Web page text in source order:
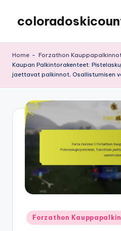
content
Home - Forzathon
Kaupan Palkintorakenteet:
jaettavat palkinnot, Osallistumisen
Posted
in
Forzathon